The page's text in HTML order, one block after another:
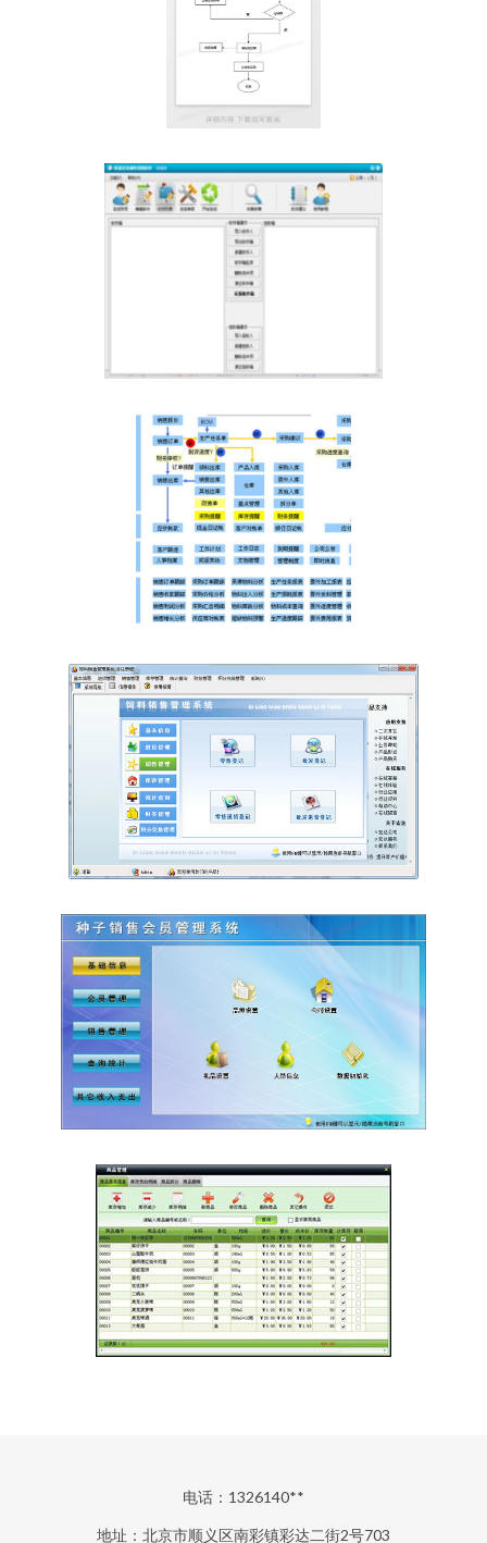
电话：1326140**
地址：北京市顺义区南彩镇彩达二街2号703